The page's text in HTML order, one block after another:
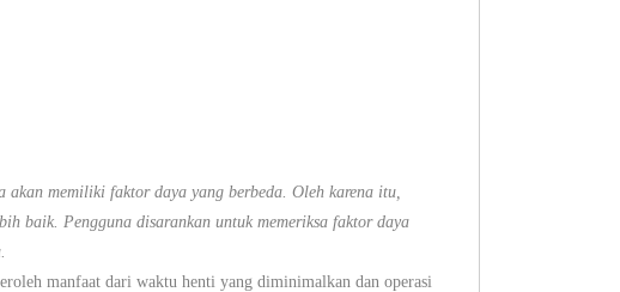
memiliki faktor daya yang berbeda. Oleh karena itu,
baik. Pengguna disarankan untuk memeriksa faktor daya
manfaat dari waktu henti yang diminimalkan dan operasi